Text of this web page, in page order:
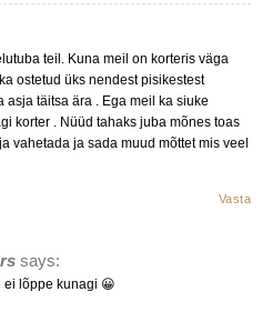
teil. Kuna meil on korteris väga
ostetud üks nendest pisikestest
asja täitsa ära . Ega meil ka siuke
korter . Nüüd tahaks juba mõnes toas
vahetada ja sada muud mõttet mis veel
Vasta
says:
ei lõppe kunagi 😀